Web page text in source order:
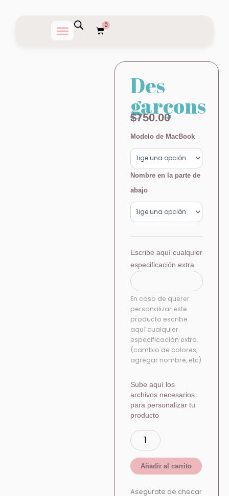
0
Carrito
Des
garçons
$750.00
Modelo de MacBook
Nombre en la parte de
abajo
Escribe aquí cualquier
especificación extra.
En caso de querer
personalizar este
producto escribe
aquí cualquier
especificación extra.
(cambio de colores,
agregar nombre, etc)
Sube aquí los
archivos necesarios
para personalizar tu
producto
Des
cantidad
Añadir al carrito
Asegurate de checar